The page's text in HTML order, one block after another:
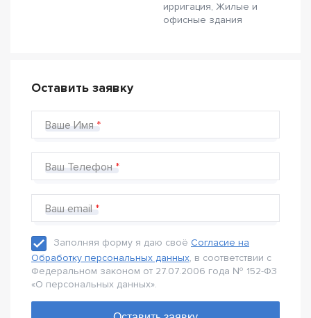
ирригация, Жилые и
офисные здания
Оставить заявку
Ваше Имя
Ваш Телефон
Ваш email
Заполняя форму я даю своё Согласие на
Обработку персональных данных, в соответствии с
Федеральном законом от 27.07.2006 года № 152-Ф3
«О персональных данных».